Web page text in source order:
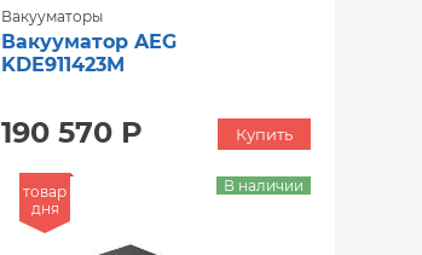
Вакууматоры
Вакууматор AEG
KDE911423M
190 570 Р Купить
товар
дня
В наличии